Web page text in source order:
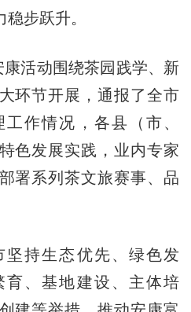
步跃升。
活动围绕茶园践学、新
环节开展，通报了全市
作情况，各县（市、
色发展实践，业内专家
署系列茶文旅赛事、品
持生态优先、绿色发
育、基地建设、主体培